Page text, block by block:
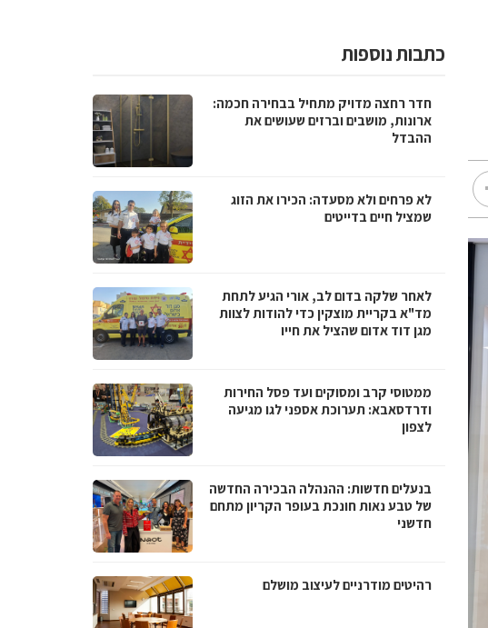
כתבות נוספות
חדר רחצה מדויק מתחיל בבחירה חכמה:
ארונות, מושבים וברזים שעושים את
ההבדל
לא פרחים ולא מסעדה: הכירו את הזוג
שמציל חיים בדייטים
לאחר שלקה בדום לב, אורי הגיע לתחת
מד"א בקריית מוצקין כדי להודות לצוות
מגן דוד אדום שהציל את חייו
ממטוסי קרב ומסוקים ועד פסל החירות
ודרדסאבא: תערוכת אספני לגו מגיעה
לצפון
בנעלים חדשות: ההנהלה הבכירה החדשה
של טבע נאות חונכת בעופר הקריון מתחם
חדשני
רהיטים מודרניים לעיצוב מושלם